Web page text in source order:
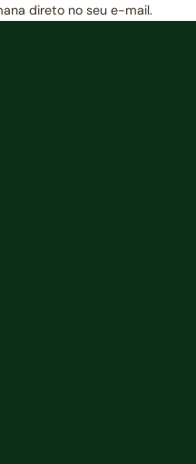
direto no seu e-mail.